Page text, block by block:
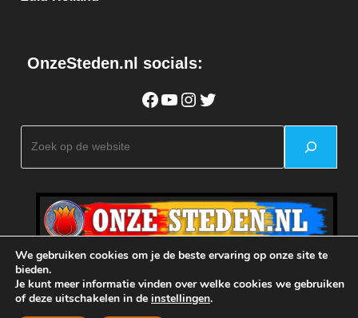
OnzeSteden.nl socials:
Facebook
YouTubeInstagram
Twitter
We gebruiken cookies om je de beste ervaring op onze site te
bieden.
Je kunt meer informatie vinden over welke cookies we gebruiken
of deze uitschakelen in de instellingen.